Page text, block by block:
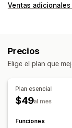
Ventas
Venta adicional en
Complementos
Reglas
Garantías
Precios
Elige el plan que
Plan esencial
$49al mes
Funciones